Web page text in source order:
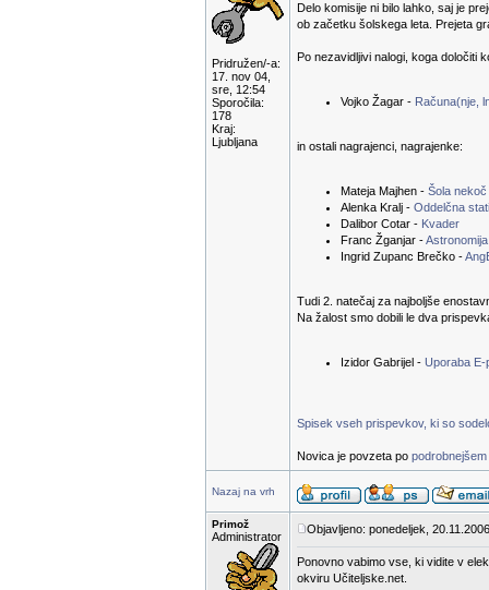
Pridružen/-a:
17. nov 04,
sre, 12:54
Sporočila:
178
Kraj:
Ljubljana
Delo komisije ni bilo lahko, saj je
ob začetku šolskega leta. Prejeta
Po nezavidljivi nalogi, koga določiti
Vojko Žagar - Računa(nje,
in ostali nagrajenci, nagrajenke:
Mateja Majhen - Šola nekoč
Alenka Kralj - Oddelčna
Dalibor Cotar - Kvader
Franc Žganjar -Astronomija
Ingrid Zupanc Brečko -
Tudi 2. natečaj za najboljše
Na žalost smo dobili le dva
Izidor Gabrijel - Uporaba E-
Spisek vseh prispevkov, ki so
Novica je povzeta po
Nazaj na vrh
Primož
Administrator
Objavljeno: ponedeljek,
Ponovno vabimo vse, ki vidite v
okviru Učiteljske.net.